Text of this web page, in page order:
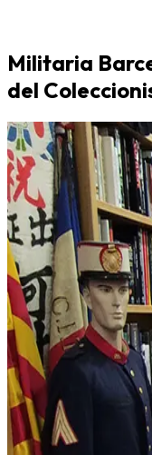
Militaria
del